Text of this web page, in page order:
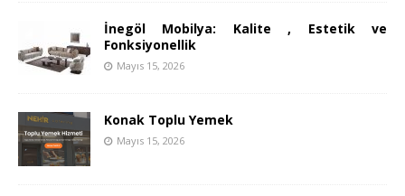
İnegöl Mobilya: Kalite , Estetik ve
Fonksiyonellik
Mayıs 15, 2026
Konak Toplu Yemek
Mayıs 15, 2026